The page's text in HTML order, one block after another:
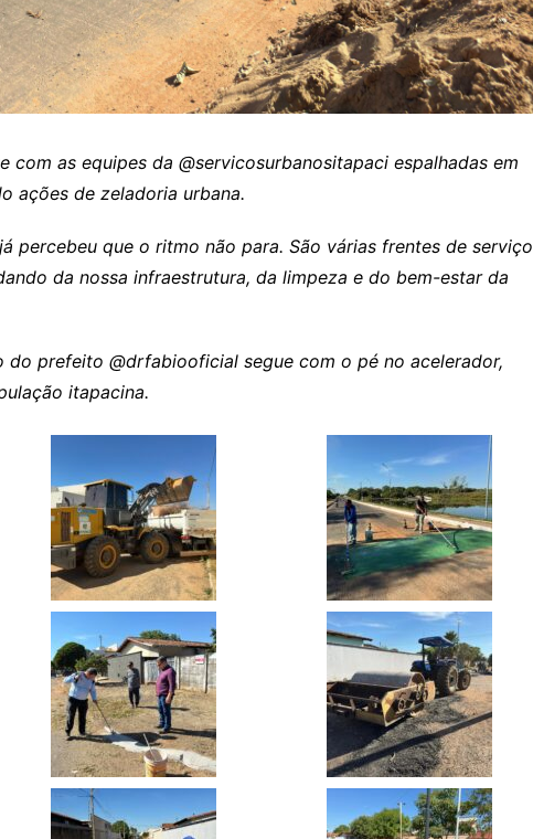
Norte
com as equipes da @servicosurbanositapaci espalhadas em
ações de zeladoria urbana.
percebeu que o ritmo não para. São várias frentes de serviço
da nossa infraestrutura, da limpeza e do bem-estar da
do prefeito @drfabiooficial segue com o pé no acelerador,
itapacina.